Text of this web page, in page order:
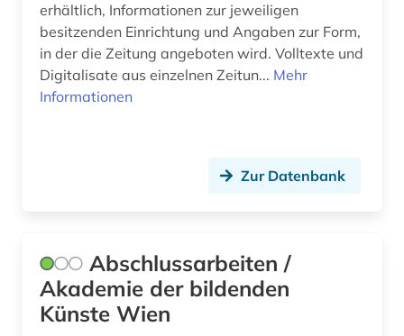
dissertation (2)
district of columbia (1)
drama (18)
dramatiker (1)
erhältlich, Informationen zur jeweiligen
besitzenden Einrichtung und Angaben zur Form,
in der die Zeitung angeboten wird. Volltexte und
Digitalisate aus einzelnen Zeitun... Mehr
Informationen
Zur Datenbank
Abschlussarbeiten /
Akademie der bildenden
Künste Wien